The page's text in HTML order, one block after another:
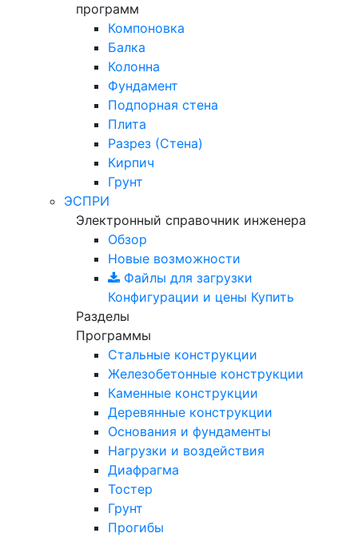
программ
Компоновка
Балка
Колонна
Фундамент
Подпорная стена
Плита
Разрез (Стена)
Кирпич
Грунт
ЭСПРИ
Электронный справочник инженера
Обзор
Новые возможности
Файлы для загрузки
Конфигурации и цены Купить
Разделы
Программы
Стальные конструкции
Железобетонные конструкции
Каменные конструкции
Деревянные конструкции
Основания и фундаменты
Нагрузки и воздействия
Диафрагма
Тостер
Грунт
Прогибы